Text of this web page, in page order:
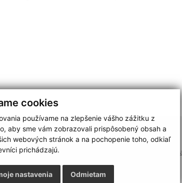
cookies
používame na zlepšenie vášho zážitku z
aby sme vám zobrazovali prispôsobený obsah a
webových stránok a na pochopenie toho, odkiaľ
prichádzajú.
Odmietam
nastavenia
|